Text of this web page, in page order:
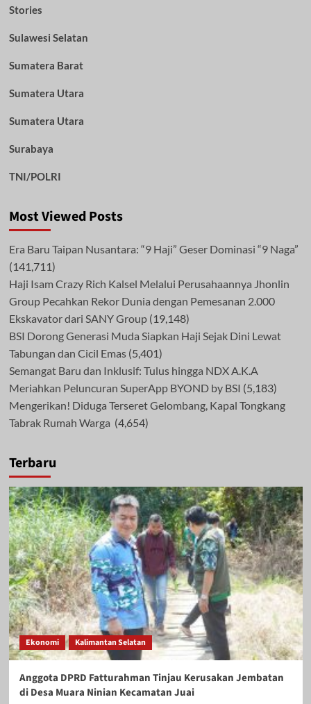
Stories
Sulawesi Selatan
Sumatera Barat
Sumatera Utara
Sumatera Utara
Surabaya
TNI/POLRI
Most Viewed Posts
Era Baru Taipan Nusantara: “9 Haji” Geser Dominasi “9 Naga”
(141,711)
Haji Isam Crazy Rich Kalsel Melalui Perusahaannya Jhonlin
Group Pecahkan Rekor Dunia dengan Pemesanan 2.000
Ekskavator dari SANY Group (19,148)
BSI Dorong Generasi Muda Siapkan Haji Sejak Dini Lewat
Tabungan dan Cicil Emas (5,401)
Semangat Baru dan Inklusif: Tulus hingga NDX A.K.A
Meriahkan Peluncuran SuperApp BYOND by BSI (5,183)
Mengerikan! Diduga Terseret Gelombang, Kapal Tongkang
Tabrak Rumah Warga (4,654)
Terbaru
Ekonomi Kalimantan Selatan
Anggota DPRD Fatturahman Tinjau Kerusakan Jembatan
di Desa Muara Ninian Kecamatan Juai